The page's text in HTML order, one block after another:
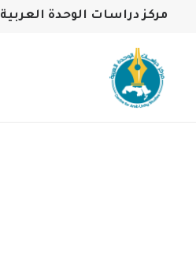
مركز دراسات الوحدة العربية